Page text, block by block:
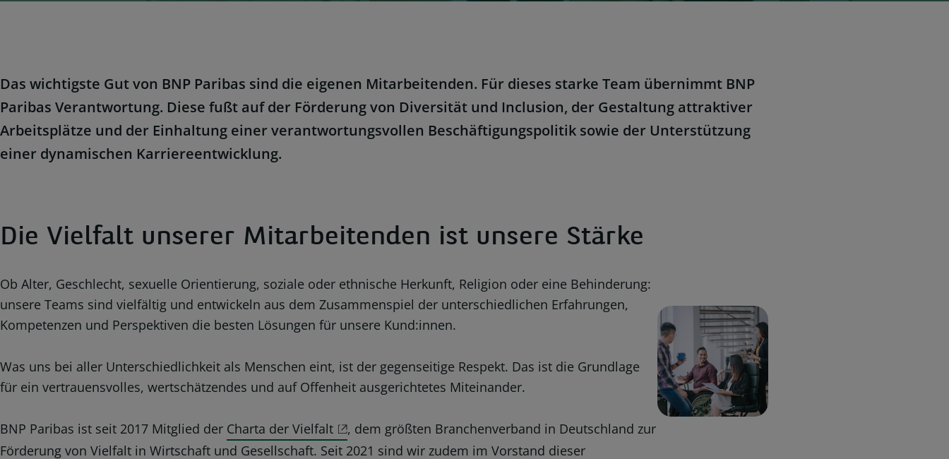
Das wichtigste Gut von BNP Paribas sind die eigenen Mitarbeitenden. Für dieses starke Team übernimmt BNP
Paribas Verantwortung. Diese fußt auf der Förderung von Diversität und Inclusion, der Gestaltung attraktiver
Arbeitsplätze und der Einhaltung einer verantwortungsvollen Beschäftigungspolitik sowie der Unterstützung
einer dynamischen Karriereentwicklung.
Die Vielfalt unserer Mitarbeitenden ist unsere Stärke
Ob Alter, Geschlecht, sexuelle Orientierung, soziale oder ethnische Herkunft, Religion oder eine Behinderung:
unsere Teams sind vielfältig und entwickeln aus dem Zusammenspiel der unterschiedlichen Erfahrungen,
Kompetenzen und Perspektiven die besten Lösungen für unsere Kund:innen.
Was uns bei aller Unterschiedlichkeit als Menschen eint, ist der gegenseitige Respekt. Das ist die Grundlage
für ein vertrauensvolles, wertschätzendes und auf Offenheit ausgerichtetes Miteinander.
BNP Paribas ist seit 2017 Mitglied der Charta der Vielfalt
, dem größten Branchenverband in Deutschland zur
Förderung von Vielfalt in Wirtschaft und Gesellschaft. Seit 2021 sind wir zudem im Vorstand dieser